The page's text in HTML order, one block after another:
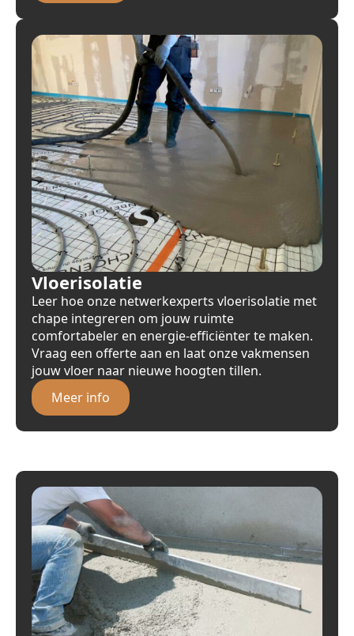
Vloerisolatie
Leer hoe onze netwerkexperts vloerisolatie met
chape integreren om jouw ruimte
comfortabeler en energie-efficiënter te maken.
Vraag een offerte aan en laat onze vakmensen
jouw vloer naar nieuwe hoogten tillen.
Meer info